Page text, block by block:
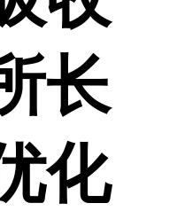
长
化